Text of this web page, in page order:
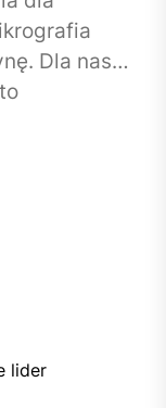
Dla nas
z...
lider